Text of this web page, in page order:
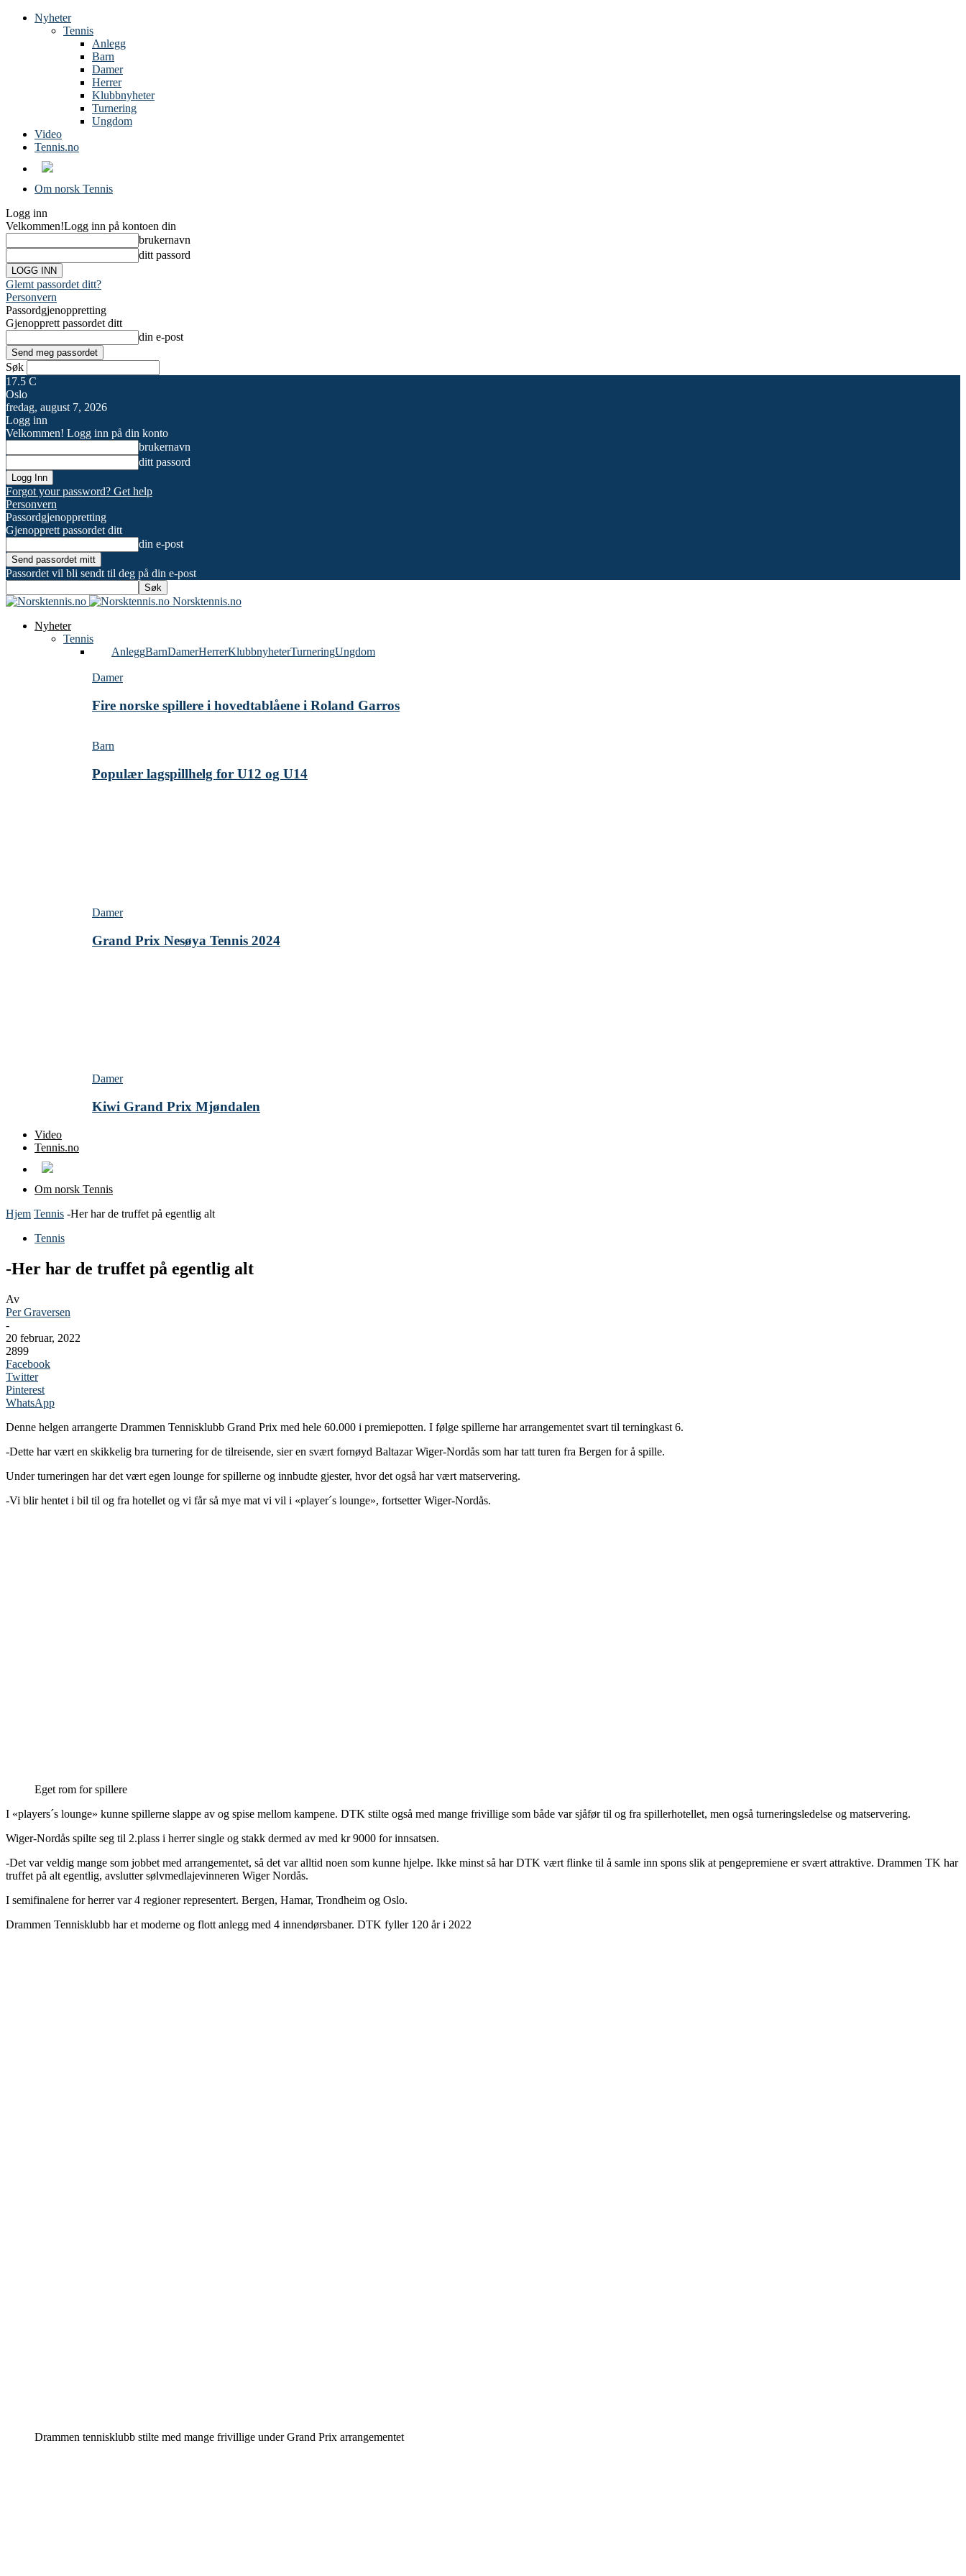
Nyheter
Tennis
Anlegg
Barn
Damer
Herrer
Klubbnyheter
Turnering
Ungdom
Video
Tennis.no
Om norsk Tennis
Logg inn
Velkommen!Logg inn på kontoen din
brukernavn
ditt passord
Glemt passordet ditt?
Personvern
Passordgjenoppretting
Gjenopprett passordet ditt
din e-post
Søk
17.5 C
Oslo
fredag, august 7, 2026
Logg inn
Velkommen! Logg inn på din konto
brukernavn
ditt passord
Forgot your password? Get help
Personvern
Passordgjenoppretting
Gjenopprett passordet ditt
din e-post
Passordet vil bli sendt til deg på din e-post
Norsktennis.no
Nyheter
Tennis
AnleggBarnDamerHerrerKlubbnyheterTurneringUngdom
Damer
Fire norske spillere i hovedtablåene i Roland Garros
Barn
Populær lagspillhelg for U12 og U14
Damer
Grand Prix Nesøya Tennis 2024
Damer
Kiwi Grand Prix Mjøndalen
Video
Tennis.no
Om norsk Tennis
Hjem Tennis -Her har de truffet på egentlig alt
Tennis
-Her har de truffet på egentlig alt
Av
Per Graversen
-
20 februar, 2022
2899
Facebook
Twitter
Pinterest
WhatsApp
Denne helgen arrangerte Drammen Tennisklubb Grand Prix med hele 60.000 i premiepotten. I følge spillerne har arrangementet svart til terningkast 6.
-Dette har vært en skikkelig bra turnering for de tilreisende, sier en svært fornøyd Baltazar Wiger-Nordås som har tatt turen fra Bergen for å spille.
Under turneringen har det vært egen lounge for spillerne og innbudte gjester, hvor det også har vært matservering.
-Vi blir hentet i bil til og fra hotellet og vi får så mye mat vi vil i «player´s lounge», fortsetter Wiger-Nordås.
Eget rom for spillere
I «players´s lounge» kunne spillerne slappe av og spise mellom kampene. DTK stilte også med mange frivillige som både var sjåfør til og fra spillerhotellet, men også turneringsledelse og matservering.
Wiger-Nordås spilte seg til 2.plass i herrer single og stakk dermed av med kr 9000 for innsatsen.
-Det var veldig mange som jobbet med arrangementet, så det var alltid noen som kunne hjelpe. Ikke minst så har DTK vært flinke til å samle inn spons slik at pengepremiene er svært attraktive. Drammen TK har
truffet på alt egentlig, avslutter sølvmedlajevinneren Wiger Nordås.
I semifinalene for herrer var 4 regioner representert. Bergen, Hamar, Trondheim og Oslo.
Drammen Tennisklubb har et moderne og flott anlegg med 4 innendørsbaner. DTK fyller 120 år i 2022
Drammen tennisklubb stilte med mange frivillige under Grand Prix arrangementet